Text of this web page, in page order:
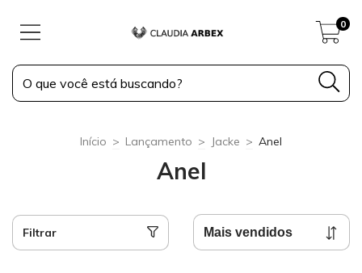
0
Início > Lançamento > Jacke > Anel
Anel
Filtrar